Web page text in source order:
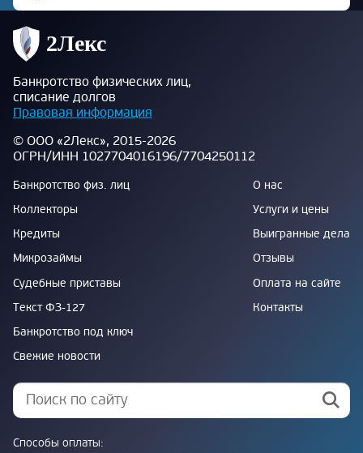
Банкротство физических лиц,
списание долгов
Правовая информация
© ООО «2Лекс», 2015-2026
ОГРН/ИНН 1027704016196/7704250112
Банкротство физ. лиц
Коллекторы
Кредиты
Микрозаймы
Судебные приставы
Текст ФЗ-127
Банкротство под ключ
Свежие новости
О нас
Услуги и цены
Выигранные дела
Отзывы
Оплата на сайте
Контакты
Способы оплаты: